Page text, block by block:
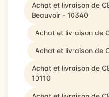
Achat et livraison de
Beauvoir - 10340
Achat et livraison de
Achat et livraison de
Achat et livraison de
10110